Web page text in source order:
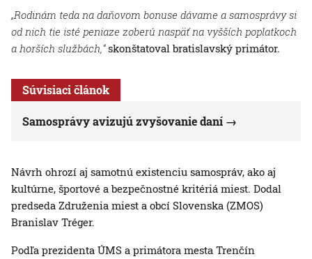
„Rodinám teda na daňovom bonuse dávame a samosprávy si
od nich tie isté peniaze zoberú naspäť na vyšších poplatkoch
a horších službách,“skonštatoval bratislavský primátor.
Súvisiaci článok
Samosprávy avizujú zvyšovanie daní
Návrh ohrozí aj samotnú existenciu samospráv, ako aj
kultúrne, športové a bezpečnostné kritériá miest. Dodal
predseda Združenia miest a obcí Slovenska (ZMOS)
Branislav Tréger.
Podľa prezidenta ÚMS a primátora mesta Trenčín